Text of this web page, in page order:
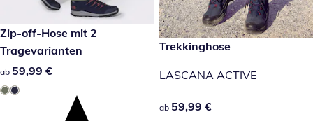
59,99 €
Zip-off-Hose mit 2
Tragevarianten
59,99 €
ab 59,99 €
59,99 €
Trekkinghose
LASCANA ACTIVE
59,99 €
ab 59,99 €